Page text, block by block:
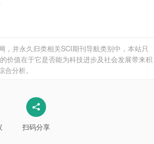
，并永久归类相关SCI期刊导航类别中，本站只
价值在于它是否能为科技进步及社会发展带来积
分析。
扫码分享